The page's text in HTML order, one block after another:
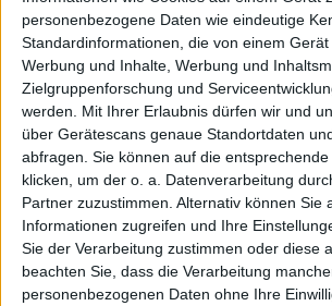
personenbezogene Daten wie eindeutige
Standardinformationen, die von einem
Werbung und Inhalte, Werbung und
Zielgruppenforschung und
werden.
Mit Ihrer Erlaubnis dürfen wir und
über Gerätescans genaue Standortdaten
abfragen. Sie können auf die
klicken, um der o. a. Datenverarbeitung
Partner zuzustimmen. Alternativ können Sie
Informationen zugreifen und Ihre
Sie der Verarbeitung zustimmen oder diese
beachten Sie, dass die Verarbeitung
personenbezogenen Daten ohne Ihre